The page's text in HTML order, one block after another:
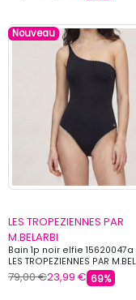
Nouveau
LES TROPEZIENNES PAR
M.BELARBI
Bain 1p noir elfie
LES TROPEZIENNES PAR
79,00 €23,99 € 69%